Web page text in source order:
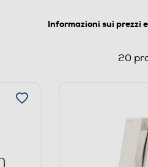
Informazioni sui prezzi
20